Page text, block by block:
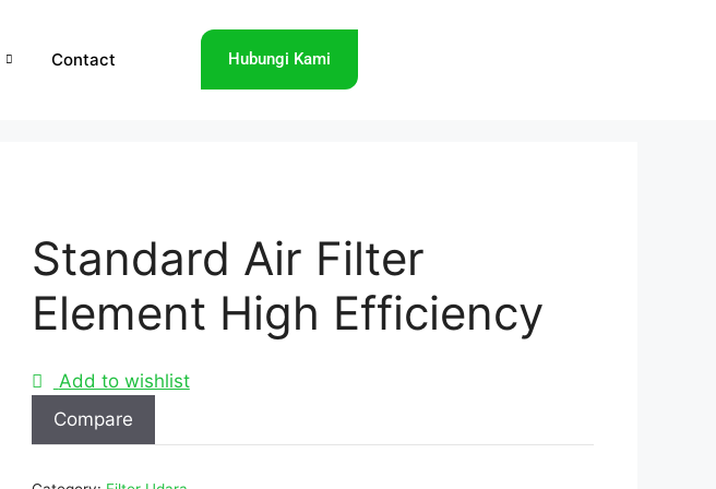
Contact Hubungi Kami
Standard Air Filter
Element High Efficiency
Add to wishlist
Compare